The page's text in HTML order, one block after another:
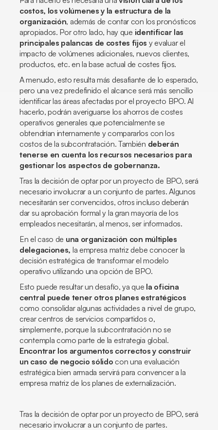
costos, los volúmenes y la estructura de la
organización, además de contar con los pronósticos
apropiados. Por otro lado, hay que identificar las
principales palancas de costes fijos y evaluar el
impacto de volúmenes adicionales, nuevos clientes,
productos, etc. en la base actual de costes fijos.
A menudo, esto resulta más desafiante de lo esperado,
pero una vez predefinido el alcance será más sencillo
identificar las áreas afectadas por el proyecto BPO. Al
hacerlo, podrán averiguarse los ahorros de costes
operativos generales que potencialmente se
obtendrían internamente y compararlos con los
costos de la subcontratación. También deberán
tenerse en cuenta los recursos necesarios para
gestionar los aspectos de gobernanza.
Tras la decisión de optar por un proyecto de BPO, será
necesario involucrar a un conjunto de partes. Algunos
necesitarán ser convencidos, otros incluso deberán
dar su aprobación formal y la gran mayoría de los
empleados necesitarán, al menos, ser informados.
En el caso de una organización con múltiples
delegaciones, la empresa matriz debe conocer la
decisión estratégica de transformar el modelo
operativo utilizando una opción de BPO.
Esto puede resultar un desafío, ya que la oficina
central puede tener otros planes estratégicos
como consolidar algunas actividades a nivel de grupo,
crear centros de servicios compartidos o,
simplemente, porque la subcontratación no se
contempla como parte de la estrategia global.
Encontrar los argumentos correctos y construir
un caso de negocio sólido con una evaluación
estratégica bien armada servirá para convencer a la
empresa matriz de los planes de externalización.
Tras la decisión de optar por un proyecto de BPO, será
necesario involucrar a un conjunto de partes.